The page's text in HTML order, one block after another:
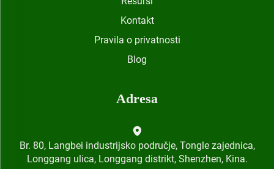
Kontakt
Pravila o privatnosti
Blog
Adresa
Br. 80, Langbei industrijsko područje, Tongle zajednica,
Longgang ulica, Longgang distrikt, Shenzhen, Kina.